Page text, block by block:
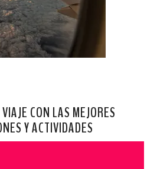
CON LAS MEJORES
Y ACTIVIDADES